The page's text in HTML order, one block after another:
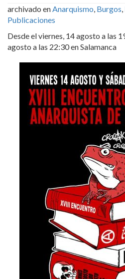
archivado enAnarquismo, Burgos,
Publicaciones
Desde el viernes, 14 agosto a las
agosto a las 22:30 en Salamanca